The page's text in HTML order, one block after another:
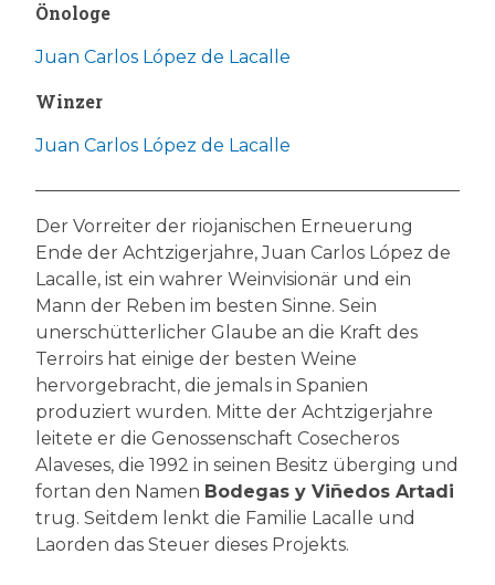
Önologe
Juan Carlos López de Lacalle
Winzer
Juan Carlos López de Lacalle
Der Vorreiter der riojanischen Erneuerung
Ende der Achtzigerjahre, Juan Carlos López de
Lacalle, ist ein wahrer Weinvisionär und ein
Mann der Reben im besten Sinne. Sein
unerschütterlicher Glaube an die Kraft des
Terroirs hat einige der besten Weine
hervorgebracht, die jemals in Spanien
produziert wurden. Mitte der Achtzigerjahre
leitete er die Genossenschaft Cosecheros
Alaveses, die 1992 in seinen Besitz überging und
fortan den Namen Bodegas y Viñedos Artadi
trug. Seitdem lenkt die Familie Lacalle und
Laorden das Steuer dieses Projekts.